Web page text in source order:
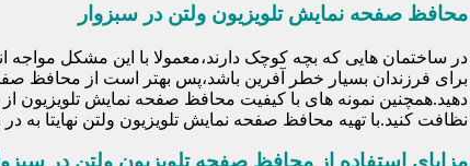
محافظ صفحه نمایش تلویزیون ولتن در سبزوار
در ساختمان هایی که بچه کوچک دارند،معمولا با این مشکل
برای فرزندان بسیار خطر آفرین باشد،پس بهتر است از محافظ
دهید.همچنین نمونه های با کیفیت محافظ صفحه نمایش تلویزیون
نظافت کنید.با تهیه محافظ صفحه نمایش تلویزیون ولتن نهایتا
مزایای استفاده از محافظ صفحه تلویزیون ولتن در